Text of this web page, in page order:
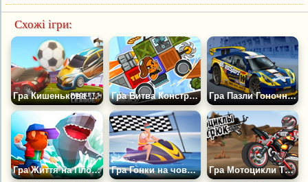
Схожі ігри:
Гра Кишенькова Ліга 2Д Гра Битва Конструкторів: Збери Свою Тачку Гра Пазли Гоночні Машини Тойота
Гра Життя на Плоту: Виживання в Океані Гра Гонки на човнах, катерах і гідроциклах Гра Мотоцикли Трюк 2Д